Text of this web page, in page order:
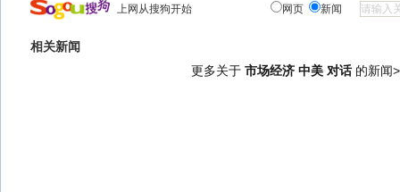
上网从搜狗开始 网页 新闻
相关新闻
更多关于 市场经济 中美 对话的新闻